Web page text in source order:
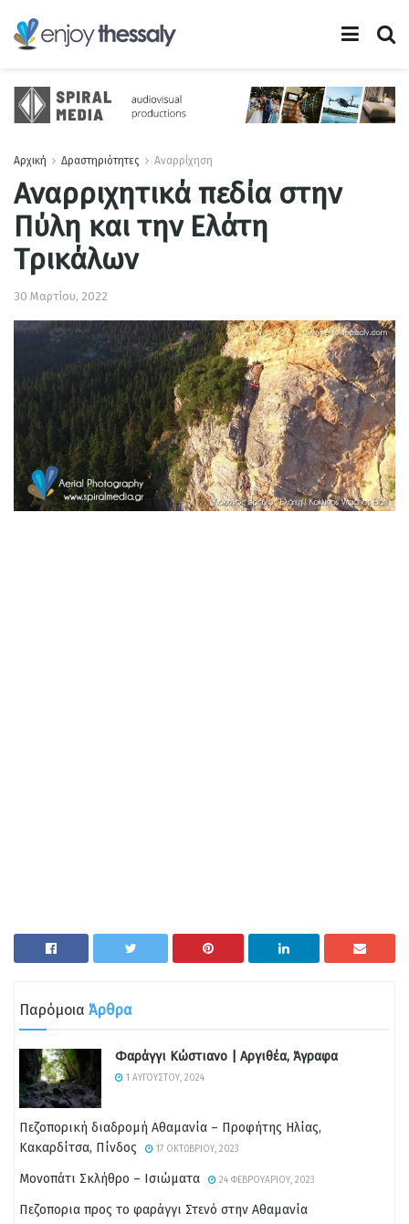
Αρχική Δραστηριότητες Αναρρίχηση
Αναρριχητικά πεδία στην
Πύλη και την Ελάτη
Τρικάλων
30 Μαρτίου, 2022
Παρόμοια Άρθρα
Φαράγγι Κώστιανο | Αργιθέα, Άγραφα
1 ΑΥΓΟΎΣΤΟΥ, 2024
Πεζοπορική διαδρομή Αθαμανία – Προφήτης Ηλίας,
Κακαρδίτσα, Πίνδος
17 ΟΚΤΩΒΡΊΟΥ, 2023
Μονοπάτι Σκλήθρο – Ισιώματα 24 ΦΕΒΡΟΥΑΡΊΟΥ, 2023
Πεζοπορια προς το φαράγγι Στενό στην Αθαμανία